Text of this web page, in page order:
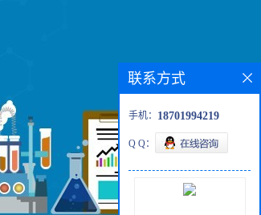
联系方式
手机： 18701994219
Q Q：